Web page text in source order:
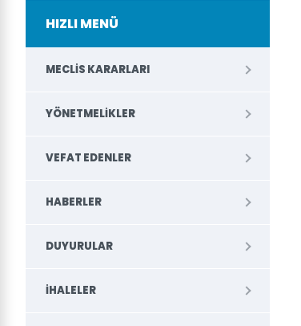
HIZLI MENÜ
MECLIS KARARLARI
YÖNETMELIKLER
VEFAT EDENLER
HABERLER
DUYURULAR
İHALELER